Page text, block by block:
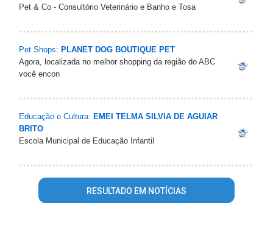
Pet & Co - Consultório Veterinário e Banho e Tosa
Pet Shops: PLANET DOG BOUTIQUE PET
Agora, localizada no melhor shopping da região do ABC
você encon
Educação e Cultura: EMEI TELMA SILVIA DE AGUIAR
BRITO
Escola Municipal de Educação Infantil
RESULTADO EM NOTÍCIAS